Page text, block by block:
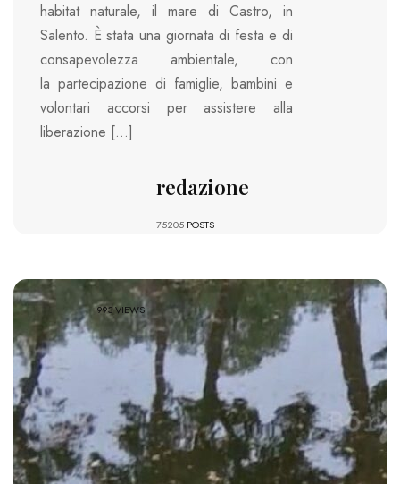
habitat naturale, il mare di Castro, in
Salento. È stata una giornata di festa e di
consapevolezza ambientale, con
la partecipazione di famiglie, bambini e
volontari accorsi per assistere alla
liberazione […]
redazione
75205 POSTS
993 VIEWS